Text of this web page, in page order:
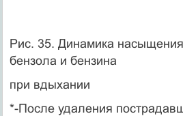
Рис. 35. Динамика
бензола и бензина
при вдыхании
*-После удаления